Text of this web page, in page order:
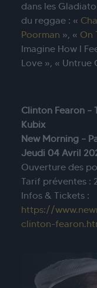
dans les
du reggae : «
Poorman », « On
Imagine How I
Love », « Untrue
Clinton Fearon –
Kubix
New Morning –
Jeudi 04 Avril
Ouverture des
Tarif préventes :
Infos & Tickets :
https://
clinton-